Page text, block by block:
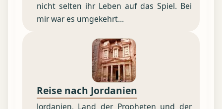
nicht selten ihr Leben auf das Spiel. Bei
mir war es umgekehrt...
Reise nach Jordanien
Jordanien, Land der Propheten und der